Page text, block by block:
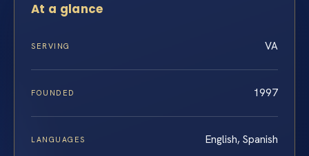
At a glance
SERVING VA
FOUNDED 1997
LANGUAGES English, Spanish